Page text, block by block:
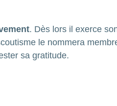
. Dès lors il exerce
le nommera
sa gratitude.